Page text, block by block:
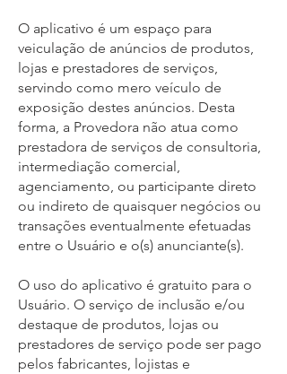
O aplicativo é um espaço para
veiculação de anúncios de produtos,
lojas e prestadores de serviços,
servindo como mero veículo de
exposição destes anúncios. Desta
forma, a Provedora não atua como
prestadora de serviços de consultoria,
intermediação comercial,
agenciamento, ou participante direto
ou indireto de quaisquer negócios ou
transações eventualmente efetuadas
entre o Usuário e o(s) anunciante(s).
O uso do aplicativo é gratuito para o
Usuário. O serviço de inclusão e/ou
destaque de produtos, lojas ou
prestadores de serviço pode ser pago
pelos fabricantes, lojistas e